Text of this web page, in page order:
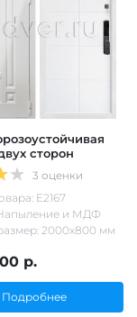
сторон
3 оценки
Е2167
и МДФ
2000х800 мм
р.
Подробнее